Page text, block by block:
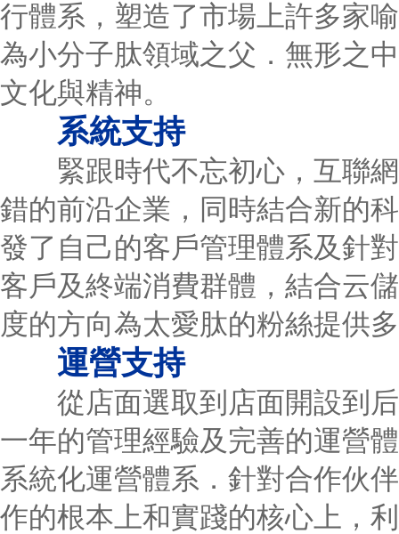
行體系，塑造了市場上許多家
為小分子肽領域之父．無形之
文化與精神。
系統支持
緊跟時代不忘初心，互聯網
錯的前沿企業，同時結合新的
發了自己的客戶管理體系及針
客戶及終端消費群體，結合云
度的方向為太愛肽的粉絲提供
運營支持
從店面選取到店面開設到后
一年的管理經驗及完善的運營
系統化運營體系．針對合作伙
作的根本上和實踐的核心上，